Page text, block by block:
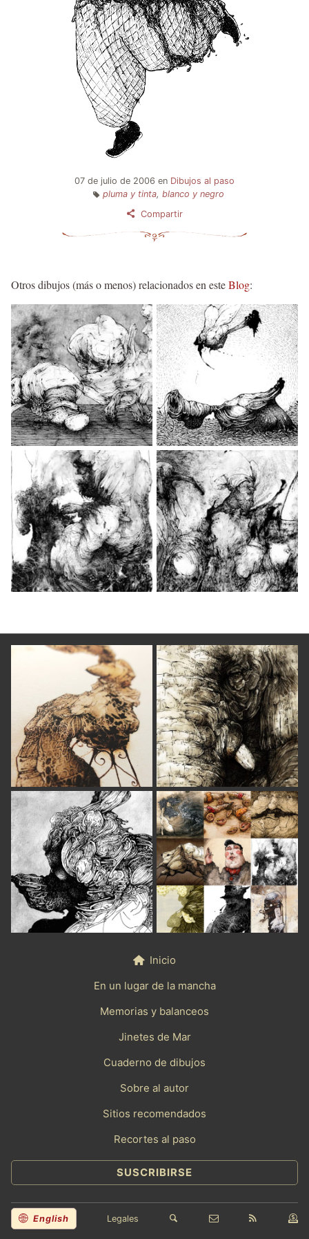
07 de julio de 2006 en Dibujos al paso
pluma y tinta, blanco y negro
Compartir
Otros dibujos (más o menos) relacionados en esteBlog:
Inicio
En un lugar de la mancha
Memorias y balanceos
Jinetes de Mar
Cuaderno de dibujos
Sobre al autor
Sitios recomendados
Recortes al paso
SUSCRIBIRSE
English Legales